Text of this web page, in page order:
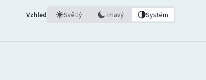
Vzhled Světlý Tmavý Systém